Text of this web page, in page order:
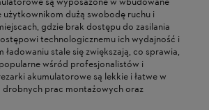
są wyposażone w wbudowane
dużą swobodę ruchu i
gdzie brak dostępu do zasilania
technologicznemu ich wydajność i
ładowaniu stale się zwiększają, co sprawia,
wśród profesjonalistów i
akumulatorowe są lekkie i łatwe w
drobnych prac montażowych oraz